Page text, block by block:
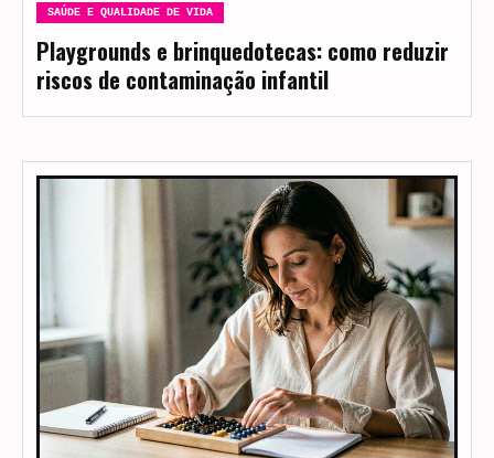
SAÚDE E QUALIDADE DE VIDA
Playgrounds e brinquedotecas: como reduzir
riscos de contaminação infantil